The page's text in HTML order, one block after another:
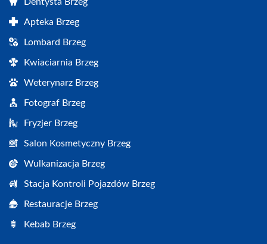
Apteka Brzeg
Lombard Brzeg
Kwiaciarnia Brzeg
Weterynarz Brzeg
Fotograf Brzeg
Fryzjer Brzeg
Salon Kosmetyczny Brzeg
Wulkanizacja Brzeg
Stacja Kontroli Pojazdów Brzeg
Restauracje Brzeg
Kebab Brzeg